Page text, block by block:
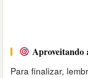
Aproveitando
Para finalizar,